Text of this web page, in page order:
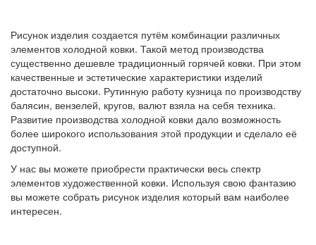
Рисунок изделия создается путём комбинации различных
элементов холодной ковки. Такой метод производства
существенно дешевле традиционный горячей ковки. При этом
качественные и эстетические характеристики изделий
достаточно высоки. Рутинную работу кузница по производству
балясин, вензелей, кругов, валют взяла на себя техника.
Развитие производства холодной ковки дало возможность
более широкого использования этой продукции и сделало её
доступной.
У нас вы можете приобрести практически весь спектр
элементов художественной ковки. Используя свою фантазию
вы можете собрать рисунок изделия который вам наиболее
интересен.